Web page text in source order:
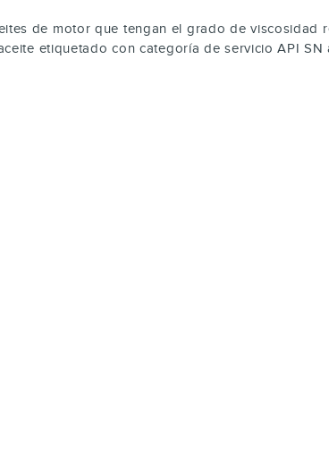
de motor que tengan el grado de viscosidad
etiquetado con categoría de servicio API SN